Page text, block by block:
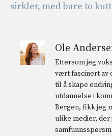
sirkler, med bare to
Ole
Ettersom jeg
vært fascinert av
til å skape
utdannelse i
Bergen, fikk jeg
ulike medier, der